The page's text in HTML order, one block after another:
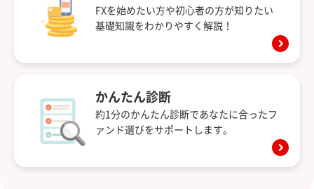
FXを始めたい方や初心者の方が知りたい
基礎知識をわかりやすく解説！
かんたん診断
約1分のかんたん診断であなたに合ったフ
ァンド選びをサポートします。